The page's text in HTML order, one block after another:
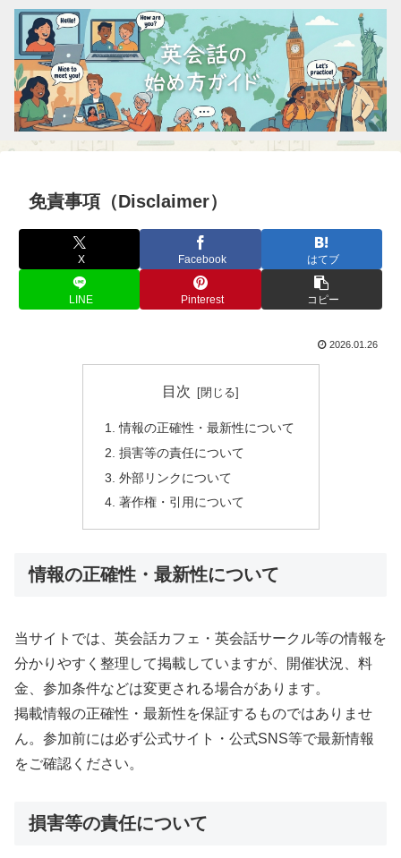
免責事項（Disclaimer）
X Facebook はてブ
LINE Pinterest コピー
2026.01.26
目次
情報の正確性・最新性について
損害等の責任について
外部リンクについて
著作権・引用について
情報の正確性・最新性について
当サイトでは、英会話カフェ・英会話サークル等の情報を
分かりやすく整理して掲載していますが、開催状況、料
金、参加条件などは変更される場合があります。
掲載情報の正確性・最新性を保証するものではありませ
ん。参加前には必ず公式サイト・公式SNS等で最新情報
をご確認ください。
損害等の責任について